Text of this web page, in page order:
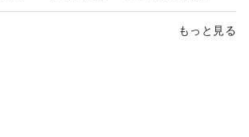
もっと見る